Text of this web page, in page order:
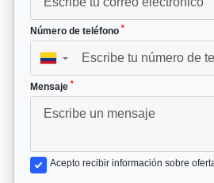
Número de teléfono *
▼
Mensaje *
Acepto recibir información sobre